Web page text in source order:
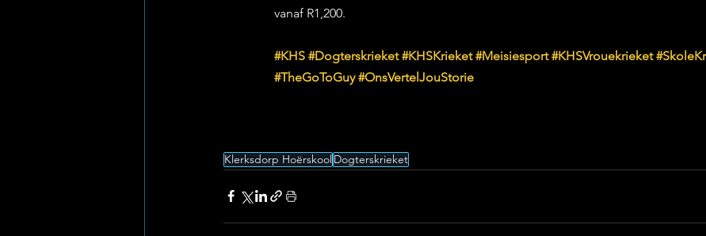
vanaf R1,200.
#KHS #Dogterskrieket #KHSKrieket #Meisiesport #KHSVrouekrieket
#TheGoToGuy #OnsVertelJouStorie
Klerksdorp Hoërskool Dogterskrieket